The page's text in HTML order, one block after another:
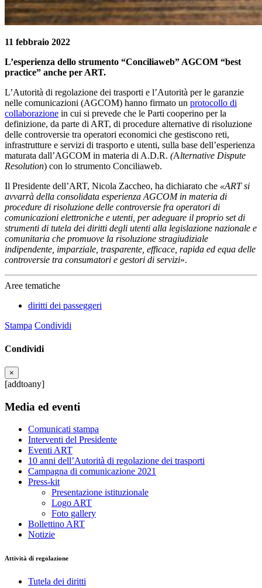
11 febbraio 2022
L’esperienza dello strumento “Conciliaweb” AGCOM “best
practice” anche per ART.
L’Autorità di regolazione dei trasporti e l’Autorità per le garanzie
nelle comunicazioni (AGCOM) hanno firmato un protocollo di
collaborazione in cui si prevede che le Parti cooperino per la
definizione, da parte di ART, di procedure alternative di risoluzione
delle controversie tra operatori economici che gestiscono reti,
infrastrutture e servizi di trasporto e utenti, sulla base dell’esperienza
maturata dall’AGCOM in materia di A.D.R. (Alternative Dispute
Resolution) con lo strumento Conciliaweb.
Il Presidente dell’ART, Nicola Zaccheo, ha dichiarato che «ART si
avvarrà della consolidata esperienza AGCOM in materia di
procedure di risoluzione delle controversie fra operatori di
comunicazioni elettroniche e utenti, per adeguare il proprio set di
strumenti di tutela dei diritti degli utenti alla legislazione nazionale e
comunitaria che promuove la risoluzione stragiudiziale
indipendente, imparziale, trasparente, efficace, rapida ed equa delle
controversie tra consumatori e gestori di servizi».
Aree tematiche
diritti dei passeggeri
Stampa Condividi
Condividi
×
[addtoany]
Media ed eventi
Comunicati stampa
Interventi del Presidente
Eventi ART
10 anni dell’Autorità di regolazione dei trasporti
Campagna di comunicazione 2021
Press-kit
Presentazione istituzionale
Logo ART
Foto gallery
Bollettino ART
Notizie
Attività di regolazione
Tutela dei diritti